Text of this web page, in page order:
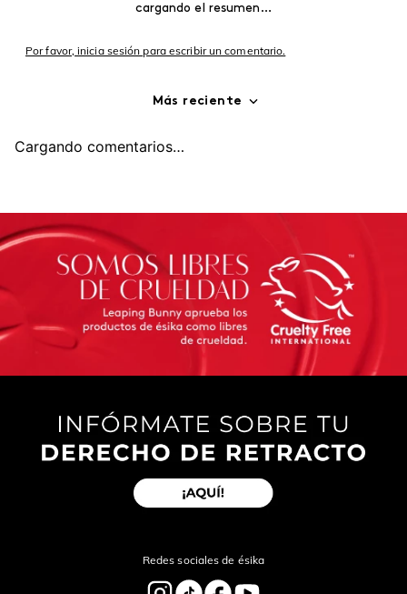
cargando el resumen…
Por favor, inicia sesión para escribir un comentario.
Más reciente
Cargando comentarios…
Redes sociales de ésika